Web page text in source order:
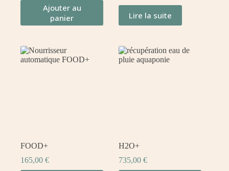
Ajouter au
panier
Lire la suite
FOOD+
165,00 €
H2O+
735,00€